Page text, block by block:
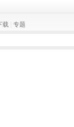
载 专题